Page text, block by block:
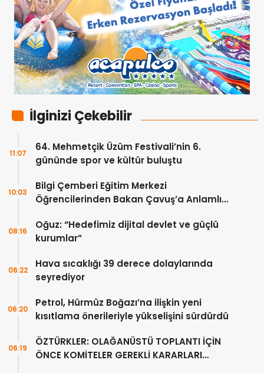
İlginizi Çekebilir
64. Mehmetçik Üzüm Festivali’nin 6.
gününde spor ve kültür buluştu
11:07
Bilgi Çemberi Eğitim Merkezi
Öğrencilerinden Bakan Çavuş’a Anlamlı
10:03
Oğuz: “Hedefimiz dijital devlet ve güçlü
kurumlar”
08:16
Hava sıcaklığı 39 derece dolaylarında
seyrediyor
06:22
Petrol, Hürmüz Boğazı’na ilişkin yeni
kısıtlama önerileriyle yükselişini sürdürdü
06:20
ÖZTÜRKLER: OLAĞANÜSTÜ TOPLANTI İÇİN
ÖNCE KOMİTELER GEREKLİ KARARLARI
06:19